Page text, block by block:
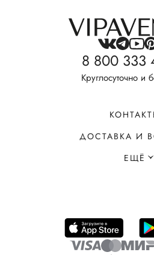
8 800 333
Круглосуточно и
ДОСТАВКА И
ЕЩЁ